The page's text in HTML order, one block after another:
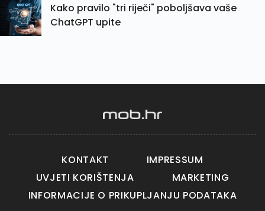
Kako pravilo "tri riječi" poboljšava vaše
ChatGPT upite
KONTAKT
IMPRESSUM
UVJETI KORIŠTENJA
MARKETING
INFORMACIJE O PRIKUPLJANJU PODATAKA